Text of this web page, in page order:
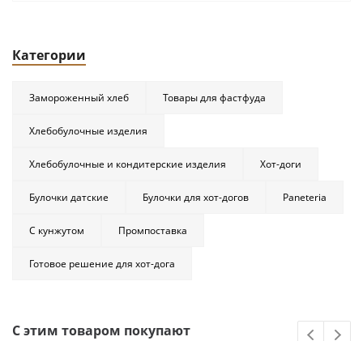
Категории
Замороженный хлеб Товары для фастфуда
Хлебобулочные изделия
Хлебобулочные и кондитерские изделия Хот-доги
Булочки датские Булочки для хот-догов Paneteria
С кунжутом Промпоставка
Готовое решение для хот-дога
С этим товаром покупают